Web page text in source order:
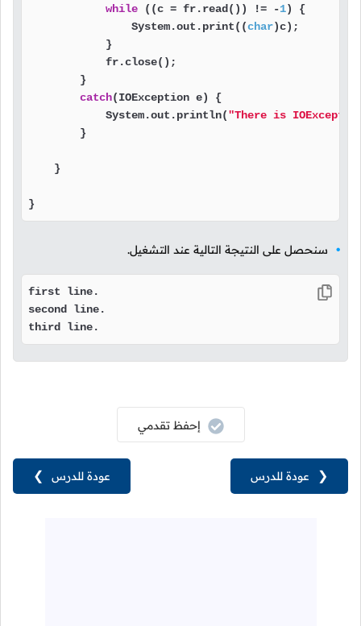
while ((c = fr.read()) != -1) {
                System.out.print((
char)c);
            }
            fr.close();
        }
catch(IOException e) {
            System.out.println(
"There is
        }
    }
}
سنحصل على النتيجة التالية عند التشغيل.
first line.
second line.
third line.
عودة للدرس ❯
إحفظ تقدمي
❮ عودة للدرس